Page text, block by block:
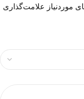
موردنیاز علامت‌گذاری